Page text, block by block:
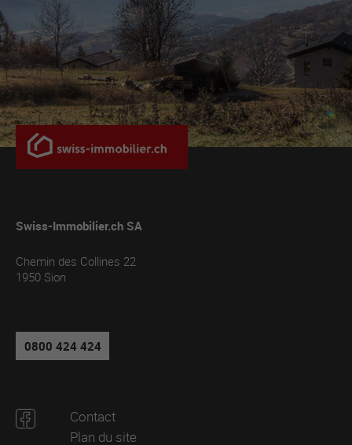
Swiss-Immobilier.ch SA
Chemin des Collines 22
1950 Sion
0800 424 424
Contact
Plan du site